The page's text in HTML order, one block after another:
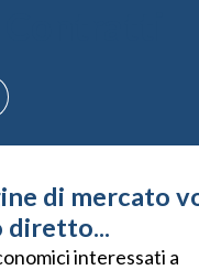
di mercato
diretto...
interessati a